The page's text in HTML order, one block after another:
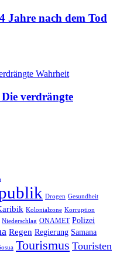
Jahre nach dem Tod
verdrängte
Drogen Gesundheit
Kolonialzone Korruption
Niederschlag ONAMET Polizei
Regen Regierung Samana
Tourismus Touristen